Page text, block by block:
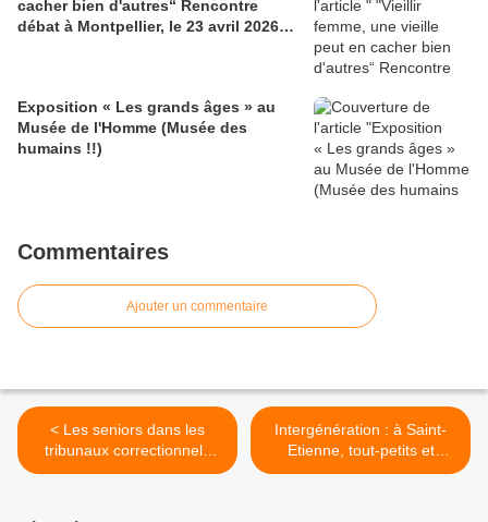
cacher bien d'autres“ Rencontre
débat à Montpellier, le 23 avril 2026…
Exposition « Les grands âges » au
Musée de l'Homme (Musée des
humains !!)
Commentaires
Ajouter un commentaire
< Les seniors dans les
tribunaux correctionnels
comme citoyens
Intergénération : à Saint-
Etienne, tout-petits et
seniors cohabitent au